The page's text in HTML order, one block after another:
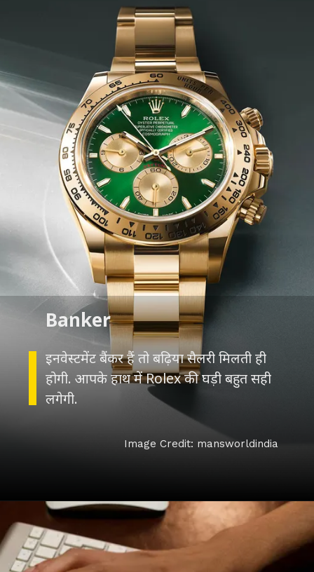
इनवेस्टमेंट बैंकर हैं तो बढ़िया सैलरी मिलती ही
होगी. आपके हाथ में Rolex की घड़ी बहुत सही
लगेगी.
Banker
Image Credit: mansworldindia